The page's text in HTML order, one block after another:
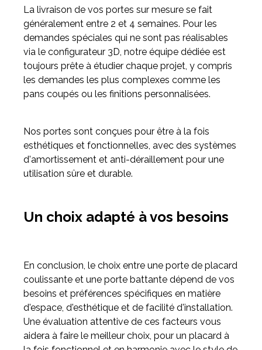
La livraison de vos portes sur mesure se fait
généralement entre 2 et 4 semaines. Pour les
demandes spéciales qui ne sont pas réalisables
via le configurateur 3D, notre équipe dédiée est
toujours prête à étudier chaque projet, y compris
les demandes les plus complexes comme les
pans coupés ou les finitions personnalisées.
Nos portes sont conçues pour être à la fois
esthétiques et fonctionnelles, avec des systèmes
d'amortissement et anti-déraillement pour une
utilisation sûre et durable.
Un choix adapté à vos besoins
En conclusion, le choix entre une porte de placard
coulissante et une porte battante dépend de vos
besoins et préférences spécifiques en matière
d'espace, d'esthétique et de facilité d'installation.
Une évaluation attentive de ces facteurs vous
aidera à faire le meilleur choix, pour un placard à